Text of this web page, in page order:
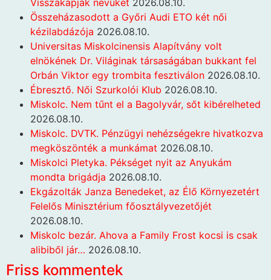
Visszakapják nevüket 2026.08.10.
Összeházasodott a Győri Audi ETO két női
kézilabdázója 2026.08.10.
Universitas Miskolcinensis Alapítvány volt
elnökének Dr. Világinak társaságában bukkant fel
Orbán Viktor egy trombita fesztiválon 2026.08.10.
Ébresztő. Női Szurkolói Klub 2026.08.10.
Miskolc. Nem tűnt el a Bagolyvár, sőt kibérelheted
2026.08.10.
Miskolc. DVTK. Pénzügyi nehézségekre hivatkozva
megköszönték a munkámat 2026.08.10.
Miskolci Pletyka. Pékséget nyit az Anyukám
mondta brigádja 2026.08.10.
Ekgázolták Janza Benedeket, az Élő Környezetért
Felelős Minisztérium főosztályvezetőjét
2026.08.10.
Miskolc bezár. Ahova a Family Frost kocsi is csak
alibiből jár… 2026.08.10.
Friss kommentek